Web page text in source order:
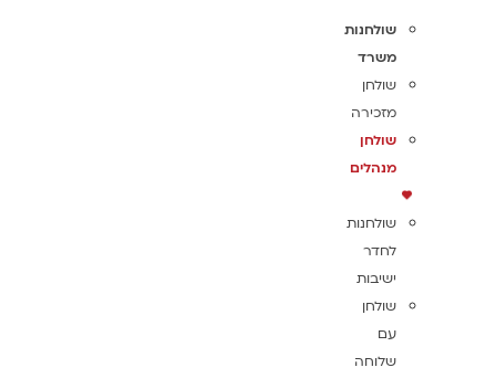
שולחנות
משרד
שולחן
מזכירה
שולחן
מנהלים
שולחנות
לחדר
ישיבות
שולחן
עם
שלוחה